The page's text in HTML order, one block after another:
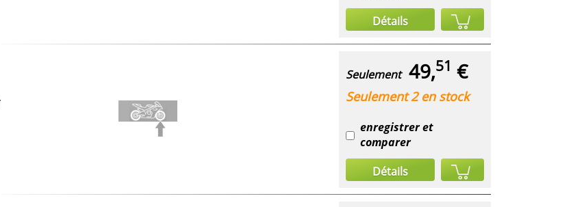
Détails
Seulement 49,51 €
Seulement 2 en stock
enregistrer et
comparer
Détails